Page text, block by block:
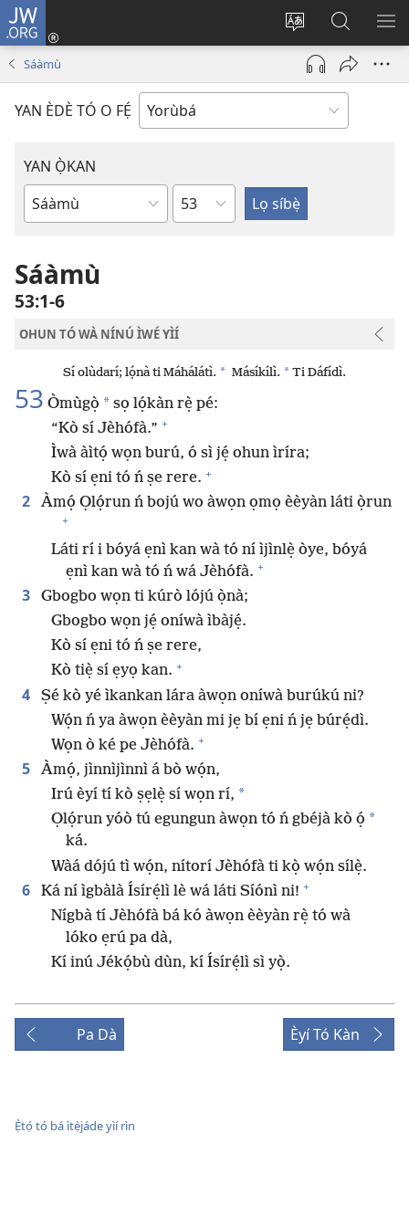
JW.ORG
Yí
èdè
ìkànnì
pa
Wọlé
(opens
window)
Wa
JW.ORG
Sáàmù
YAN ÈDÈ TÓ O FẸ́
YAN Ọ̀KAN
Ìwé
Orí
Sáàmù
53:1-6
OHUN TÓ WÀ NÍNÚ ÌWÉ YÌÍ
Sí olùdarí; lọ́nà ti Máhálátì. * Másíkílì. * Ti Dáfídì.
53 Òmùgọ̀ * sọ lọ́kàn rẹ̀ pé:
“Kò sí Jèhófà.” +
Ìwà àìtọ́ wọn burú, ó sì jẹ́ ohun ìríra;
Kò sí ẹni tó ń ṣe rere. +
2 Àmọ́ Ọlọ́run ń bojú wo àwọn ọmọ èèyàn láti ọ̀run
+
Láti rí i bóyá ẹnì kan wà tó ní ìjìnlẹ̀ òye, bóyá
ẹnì kan wà tó ń wá Jèhófà. +
3
Gbogbo wọn ti kúrò lójú ọ̀nà;
Gbogbo wọn jẹ́ oníwà ìbàjẹ́.
Kò sí ẹni tó ń ṣe rere,
Kò tiẹ̀ sí ẹyọ kan. +
4
Ṣé kò yé ìkankan lára àwọn oníwà burúkú ni?
Wọ́n ń ya àwọn èèyàn mi jẹ bí ẹni ń jẹ búrẹ́dì.
Wọn ò ké pe Jèhófà. +
5
Àmọ́, jìnnìjìnnì á bò wọ́n,
Irú èyí tí kò ṣẹlẹ̀ sí wọn rí, *
Ọlọ́run yóò tú egungun àwọn tó ń gbéjà kò ọ́ *
ká.
Wàá dójú tì wọ́n, nítorí Jèhófà ti kọ̀ wọ́n sílẹ̀.
6 Ká ní ìgbàlà Ísírẹ́lì lè wá láti Síónì ni! +
Nígbà tí Jèhófà bá kó àwọn èèyàn rẹ̀ tó wà
lóko ẹrú pa dà,
Kí inú Jékọ́bù dùn, kí Ísírẹ́lì sì yọ̀.
Pa Dà Èyí Tó Kàn
Ẹ̀tọ́ tó bá ìtẹ̀jáde yìí rìn